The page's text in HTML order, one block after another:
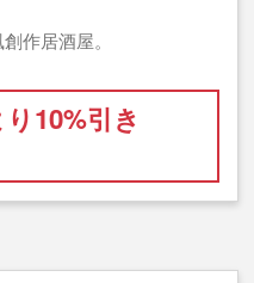
作居酒屋。
10%引き